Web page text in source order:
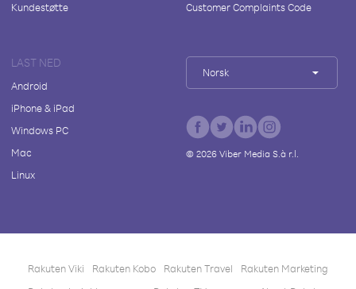
Kundestøtte
Customer Complaints Code
LAST NED
Android
iPhone & iPad
Windows PC
Mac
Linux
Norsk
© 2026Viber Media S.à r.l.
Rakuten Viki Rakuten Kobo Rakuten Travel
Rakuten Marketing